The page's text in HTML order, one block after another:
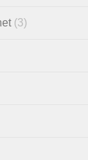
(3)